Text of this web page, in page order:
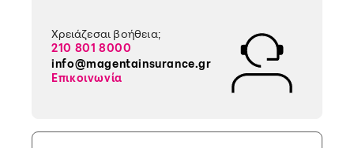
Χρειάζεσαι βοήθεια;
210 801 8000
info@magentainsurance.gr
Επικοινωνία